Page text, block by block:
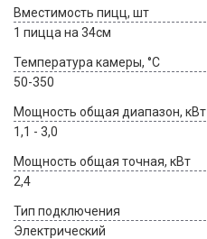
Вместимость пицц, шт
1 пицца на 34см
Температура камеры, °С
50-350
Мощность общая диапазон, кВт
1,1 - 3,0
Мощность общая точная, кВт
2,4
Тип подключения
Электрический